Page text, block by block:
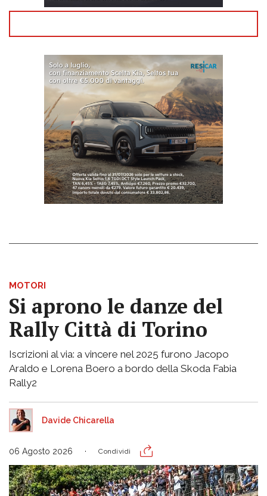
MOTORI
Si aprono le danze del
Rally Città di Torino
Iscrizioni al via: a vincere nel 2025 furono Jacopo
Araldo e Lorena Boero a bordo della Skoda Fabia
Rally2
Davide Chicarella
06 Agosto 2026 Condividi